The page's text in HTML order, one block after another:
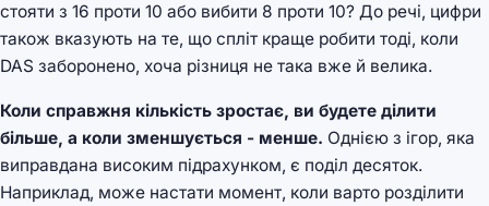
стояти з 16 проти 10 або вибити 8 проти 10? До речі, цифри
також вказують на те, що спліт краще робити тоді, коли
DAS заборонено, хоча різниця не така вже й велика.
Коли справжня кількість зростає, ви будете ділити
більше, а коли зменшується - менше. Однією з ігор, яка
виправдана високим підрахунком, є поділ десяток.
Наприклад, може настати момент, коли варто розділити